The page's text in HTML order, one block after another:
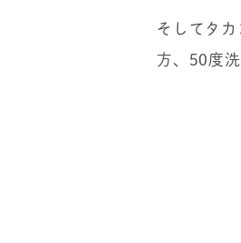
そしてタ
方、50度